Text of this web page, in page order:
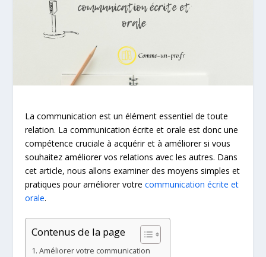
La communication est un élément essentiel de toute
relation. La communication écrite et orale est donc une
compétence cruciale à acquérir et à améliorer si vous
souhaitez améliorer vos relations avec les autres. Dans
cet article, nous allons examiner des moyens simples et
pratiques pour améliorer votrecommunication écrite et
orale.
Contenus de la page
Améliorer votre communication